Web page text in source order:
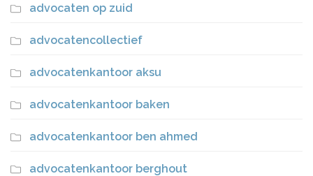
advocaten op zuid
advocatencollectief
advocatenkantoor aksu
advocatenkantoor baken
advocatenkantoor ben ahmed
advocatenkantoor berghout